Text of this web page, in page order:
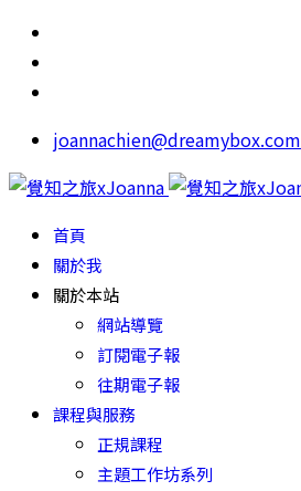
joannachien@dreamybox.com
首頁
關於我
關於本站
網站導覽
訂閱電子報
往期電子報
課程與服務
正規課程
主題工作坊系列